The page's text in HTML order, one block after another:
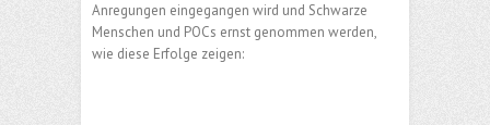
Anregungen eingegangen wird und Schwarze
Menschen und POCs ernst genommen werden,
wie diese Erfolge zeigen: